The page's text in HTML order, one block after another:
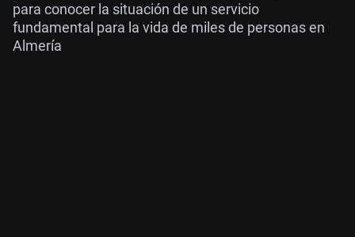
para conocer la situación de un servicio
fundamental para la vida de miles de personas en
Almería